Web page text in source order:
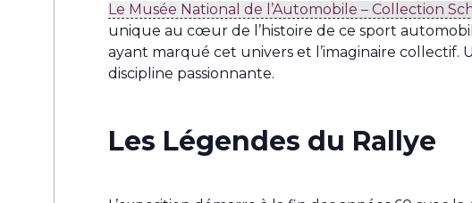
Le Musée National de l’Automobile – Collection
unique au cœur de l’histoire de ce sport
ayant marqué cet univers et l’imaginaire
discipline passionnante.
Les Légendes du Rallye